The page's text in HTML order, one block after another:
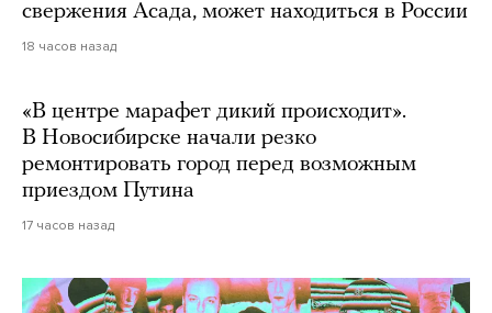
свержения Асада, может находиться в России
18 часов назад
«В центре марафет дикий происходит».
В Новосибирске начали резко
ремонтировать город перед возможным
приездом Путина
17 часов назад